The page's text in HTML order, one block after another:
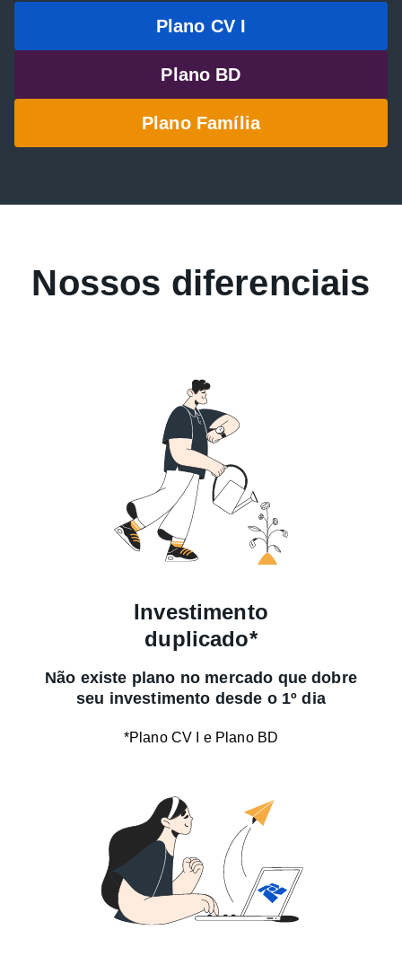
Plano CV I
Plano BD
Plano Família
Nossos diferenciais
Investimento
duplicado*
Não existe plano no mercado que dobre
seu investimento desde o 1º dia
*Plano CV I e Plano BD